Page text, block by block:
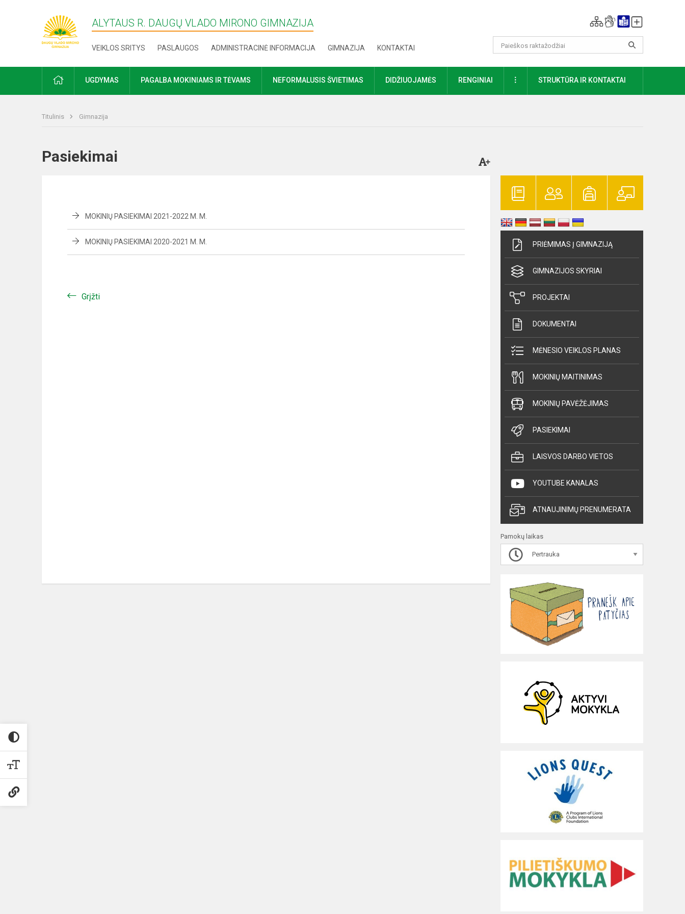
ALYTAUS R. DAUGŲ VLADO MIRONO GIMNAZIJA
VEIKLOS SRITYS PASLAUGOS ADMINISTRACINĖ INFORMACIJA GIMNAZIJA KONTAKTAI
PRADŽIAUGDYMAS PAGALBA MOKINIAMS IR TĖVAMS NEFORMALUSIS ŠVIETIMAS DIDŽIUOJAMĖS RENGINIAI DAUGIAUSTRUKTŪRA IR KONTAKTAI
Titulinis Gimnazija
Pasiekimai
MOKINIŲ PASIEKIMAI 2021-2022 M. M.
MOKINIŲ PASIEKIMAI 2020-2021 M. M.
Grįžti
PRIĖMIMAS Į GIMNAZIJĄ
GIMNAZIJOS SKYRIAI
PROJEKTAI
DOKUMENTAI
MĖNESIO VEIKLOS PLANAS
MOKINIŲ MAITINIMAS
MOKINIŲ PAVĖŽĖJIMAS
PASIEKIMAI
LAISVOS DARBO VIETOS
YOUTUBE KANALAS
ATNAUJINIMŲ PRENUMERATA
Pamokų laikas
Pertrauka